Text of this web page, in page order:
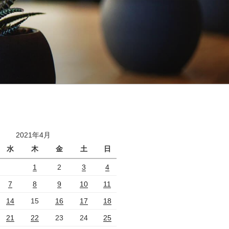
2021年4月
水
木 金 土 日
1 2 3 4
7 8 9 10 11
14 15 16 17 18
21 22 23 24 25